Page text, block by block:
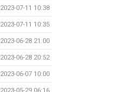
2023-07-11 10:38
2023-07-11 10:35
2023-06-28 21:00
2023-06-28 20:52
2023-06-07 10:00